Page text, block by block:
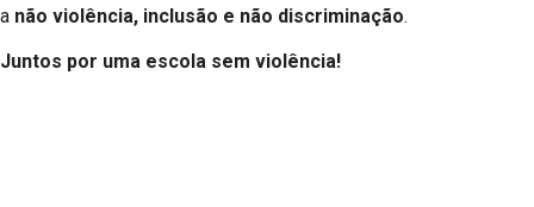
a não violência, inclusão e não discriminação.
Juntos por uma escola sem violência!